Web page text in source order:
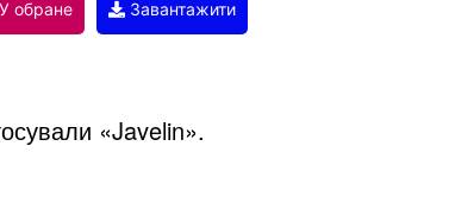
обране Завантажити
«Javelin».